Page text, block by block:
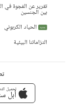
تقرير عن الفجوة في
بين الجنسين
جديد
الحياد الكربوني
التزاماتنا البيئية
تحميل
أبل